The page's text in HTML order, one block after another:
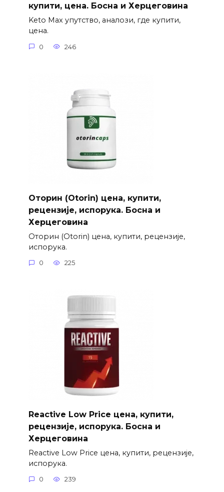
купити, цена. Босна и Херцеговина
Keto Max упутство, аналози, где купити,
цена.
0 246
Оторин (Otorin) цена, купити,
рецензије, испорука. Босна и
Херцеговина
Оторин (Otorin) цена, купити, рецензије,
испорука.
0 225
Reactive Low Price цена, купити,
рецензије, испорука. Босна и
Херцеговина
Reactive Low Price цена, купити, рецензије,
испорука.
0 239